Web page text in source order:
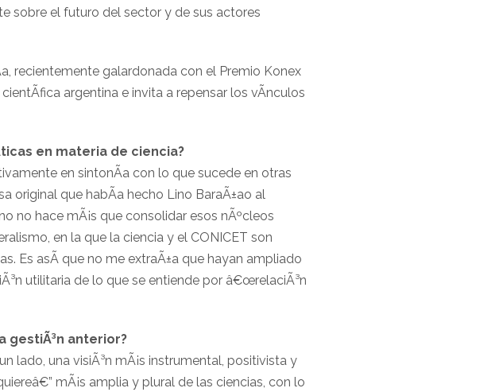
sobre el futuro del sector y de sus actores
recientemente galardonada con el Premio Konex
argentina e invita a repensar los vÃ­nculos
en materia de ciencia?
en sintonÃ­a con lo que sucede en otras
original que habÃ­a hecho Lino BaraÃ±ao al
no hace mÃ¡s que consolidar esos nÃºcleos
en la que la ciencia y el CONICET son
Es asÃ­ que no me extraÃ±a que hayan ampliado
utilitaria de lo que se entiende por â€œrelaciÃ³n
gestiÃ³n anterior?
lado, una visiÃ³n mÃ¡s instrumental, positivista y
mÃ¡s amplia y plural de las ciencias, con lo